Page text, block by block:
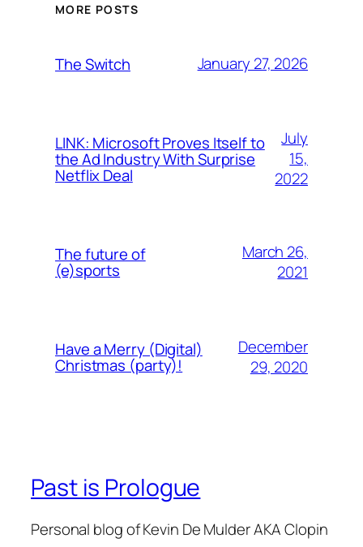
MORE POSTS
The Switch January 27, 2026
LINK: Microsoft Proves Itself to
the Ad Industry With Surprise
Netflix Deal
July
15,
2022
The future of
(e)sports
March 26,
2021
Have a Merry (Digital)
Christmas (party)!
December
29, 2020
Past is Prologue
Personal blog of Kevin De Mulder AKA Clopin